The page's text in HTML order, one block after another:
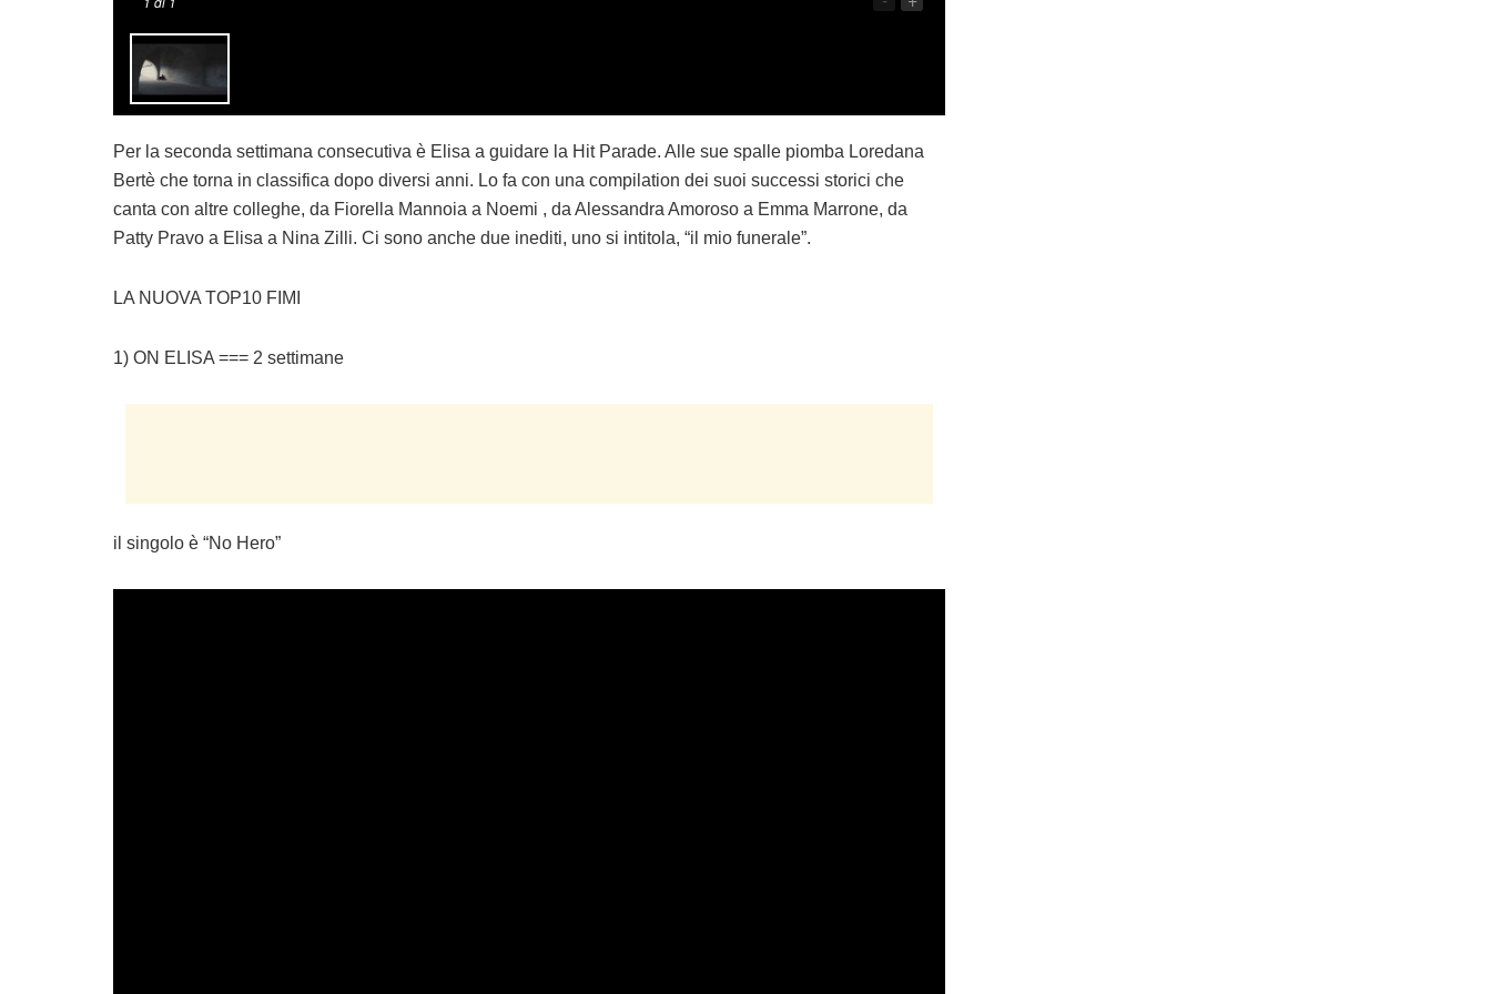
Per la seconda settimana consecutiva è Elisa a guidare la Hit Parade. Alle sue spalle piomba Loredana
Bertè che torna in classifica dopo diversi anni. Lo fa con una compilation dei suoi successi storici che
canta con altre colleghe, da Fiorella Mannoia a Noemi , da Alessandra Amoroso a Emma Marrone, da
Patty Pravo a Elisa a Nina Zilli. Ci sono anche due inediti, uno si intitola, “il mio funerale”.
LA NUOVA TOP10 FIMI
1) ON ELISA === 2 settimane
il singolo è “No Hero”